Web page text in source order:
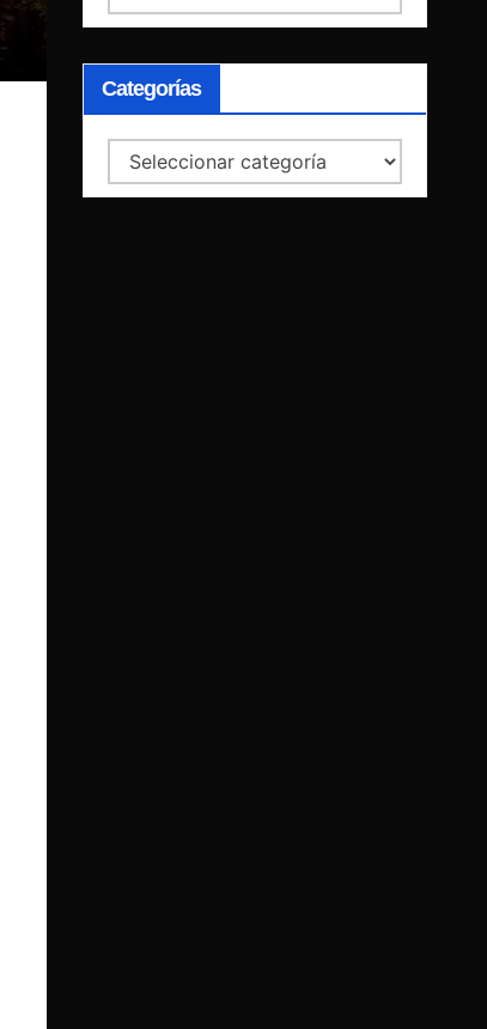
Categorías
Categorías